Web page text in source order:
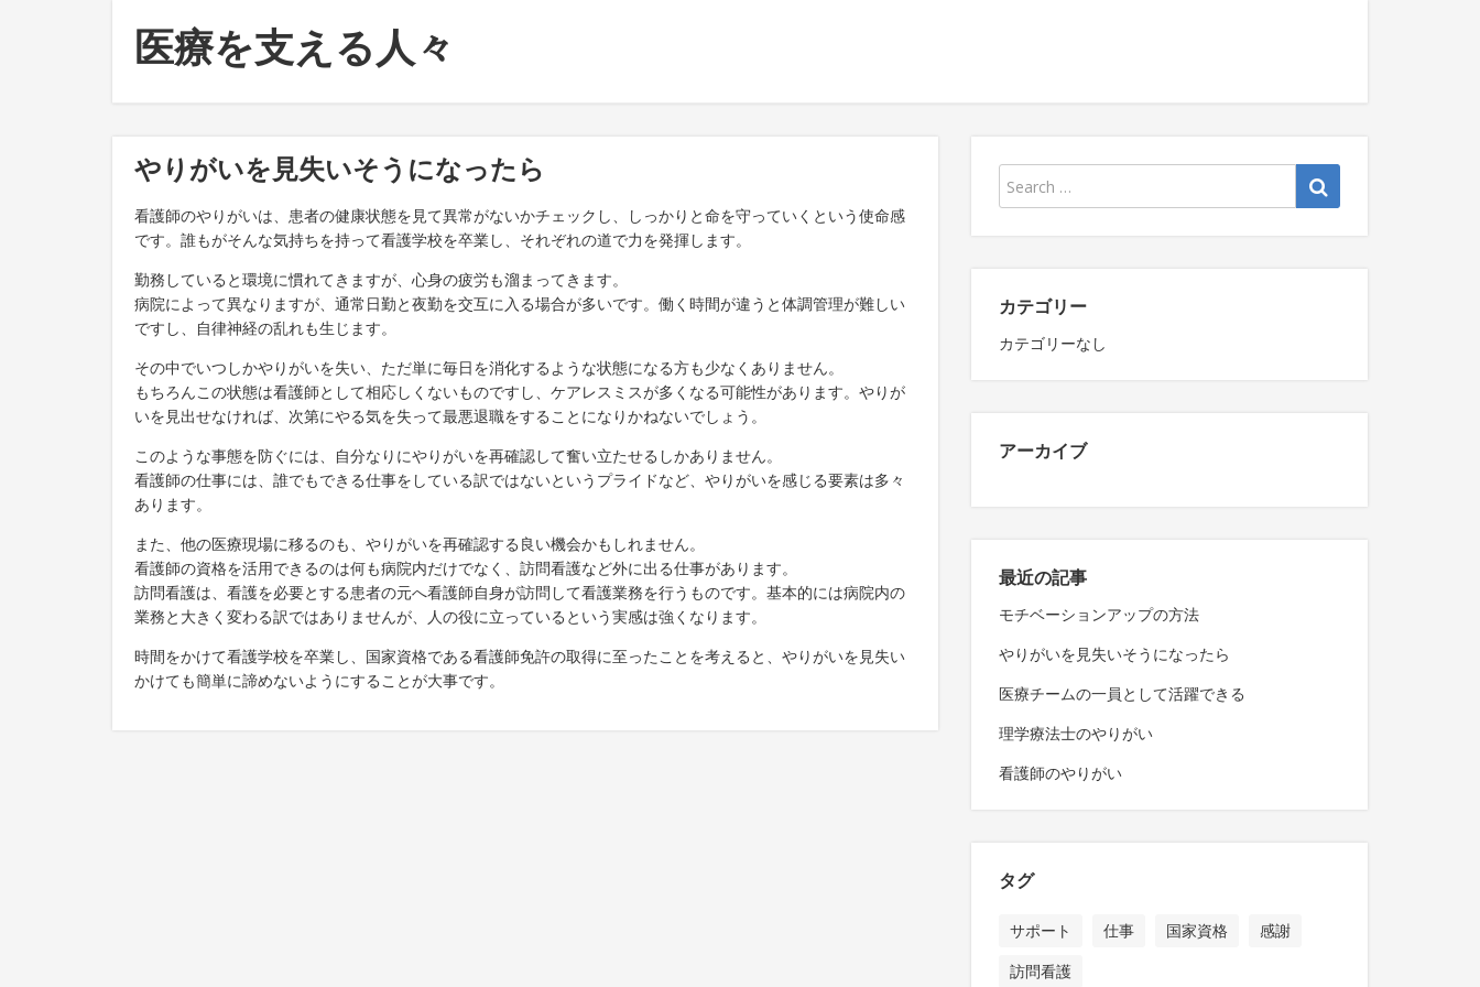
医療を支える人々
やりがいを見失いそうになったら
看護師のやりがいは、患者の健康状態を見て異常がないかチェックし、しっかりと命を守っていくという使命感
です。誰もがそんな気持ちを持って看護学校を卒業し、それぞれの道で力を発揮します。
勤務していると環境に慣れてきますが、心身の疲労も溜まってきます。
病院によって異なりますが、通常日勤と夜勤を交互に入る場合が多いです。働く時間が違うと体調管理が難しい
ですし、自律神経の乱れも生じます。
その中でいつしかやりがいを失い、ただ単に毎日を消化するような状態になる方も少なくありません。
もちろんこの状態は看護師として相応しくないものですし、ケアレスミスが多くなる可能性があります。やりが
いを見出せなければ、次第にやる気を失って最悪退職をすることになりかねないでしょう。
このような事態を防ぐには、自分なりにやりがいを再確認して奮い立たせるしかありません。
看護師の仕事には、誰でもできる仕事をしている訳ではないというプライドなど、やりがいを感じる要素は多々
あります。
また、他の医療現場に移るのも、やりがいを再確認する良い機会かもしれません。
看護師の資格を活用できるのは何も病院内だけでなく、訪問看護など外に出る仕事があります。
訪問看護は、看護を必要とする患者の元へ看護師自身が訪問して看護業務を行うものです。基本的には病院内の
業務と大きく変わる訳ではありませんが、人の役に立っているという実感は強くなります。
時間をかけて看護学校を卒業し、国家資格である看護師免許の取得に至ったことを考えると、やりがいを見失い
かけても簡単に諦めないようにすることが大事です。
カテゴリー
カテゴリーなし
アーカイブ
最近の記事
モチベーションアップの方法
やりがいを見失いそうになったら
医療チームの一員として活躍できる
理学療法士のやりがい
看護師のやりがい
タグ
サポート 仕事 国家資格
感謝
訪問看護